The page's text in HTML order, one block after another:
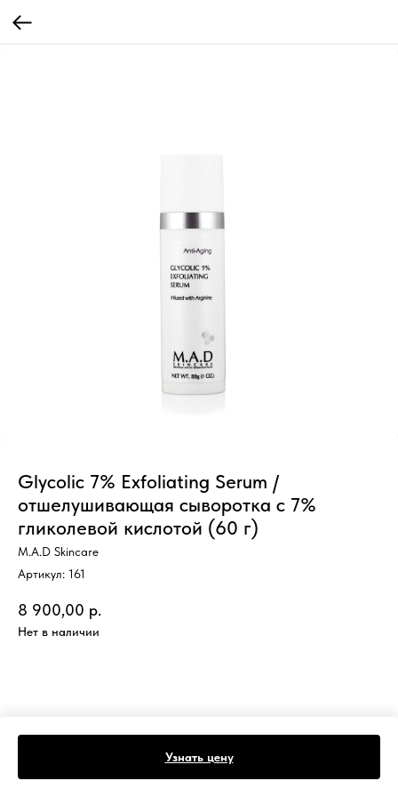
Glycolic 7% Exfoliating Serum /
отшелушивающая сыворотка с 7%
гликолевой кислотой (60 г)
M.A.D Skincare
Артикул: 161
8 900,00 р.
Нет в наличии
Узнать цену